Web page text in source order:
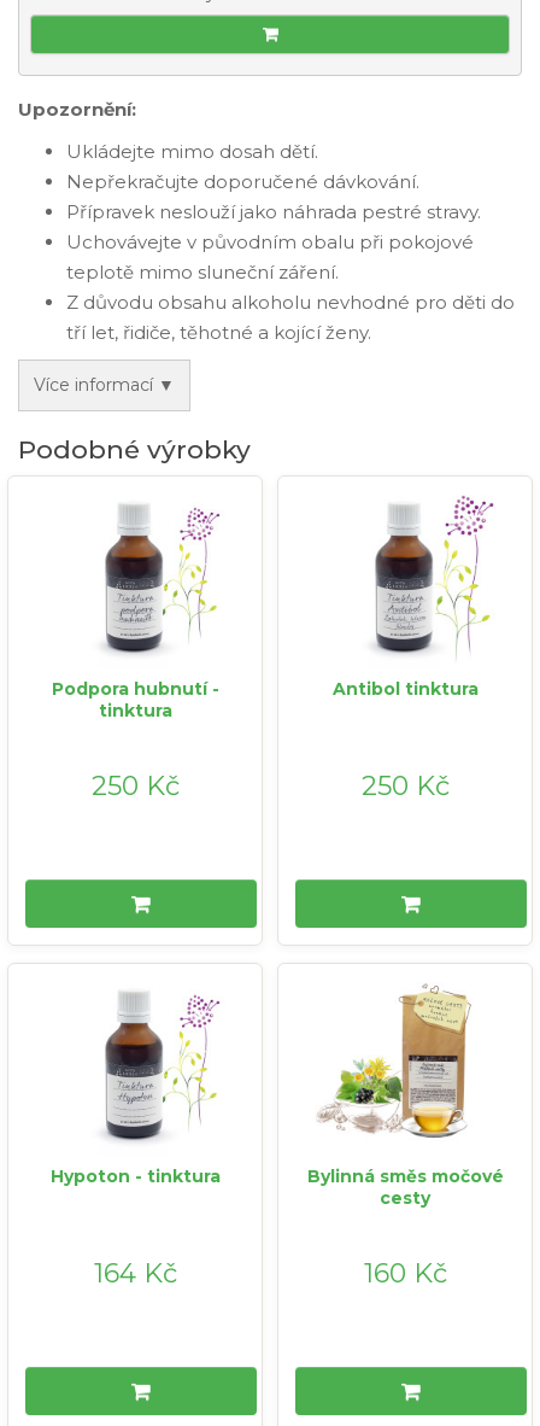
Upozornění:
Ukládejte mimo dosah dětí.
Nepřekračujte doporučené dávkování.
Přípravek neslouží jako náhrada pestré stravy.
Uchovávejte v původním obalu při pokojové
teplotě mimo sluneční záření.
Z důvodu obsahu alkoholu nevhodné pro děti do
tří let, řidiče, těhotné a kojící ženy.
Více informací ▼
Podobné výrobky
Podpora hubnutí -
tinktura
250 Kč
Antibol tinktura
250 Kč
Hypoton - tinktura
164 Kč
Bylinná směs močové
cesty
160 Kč